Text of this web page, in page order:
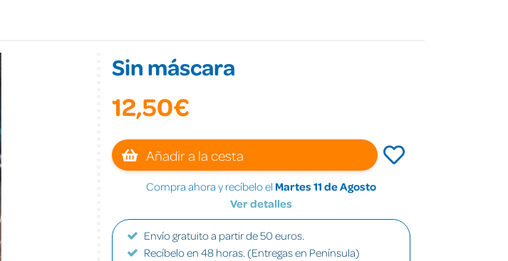
Sin máscara
12,50€
Añadir a la cesta
Compra ahora y recíbelo el Martes 11 de Agosto
Ver detalles
Envío gratuito a partir de 50 euros.
Recíbelo en 48 horas. (Entregas en Península)